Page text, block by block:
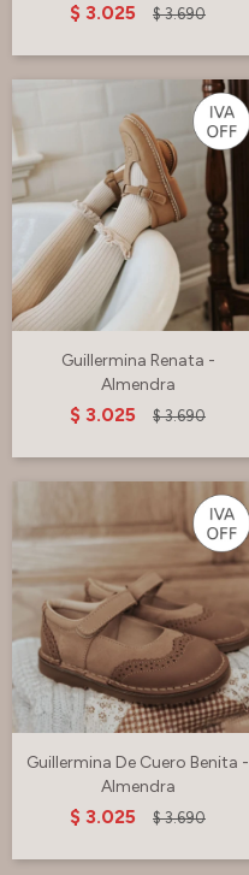
$ 3.025 $ 3.690
Guillermina Renata -
Almendra
$ 3.025 $ 3.690
Guillermina De Cuero Benita -
Almendra
$ 3.025 $ 3.690